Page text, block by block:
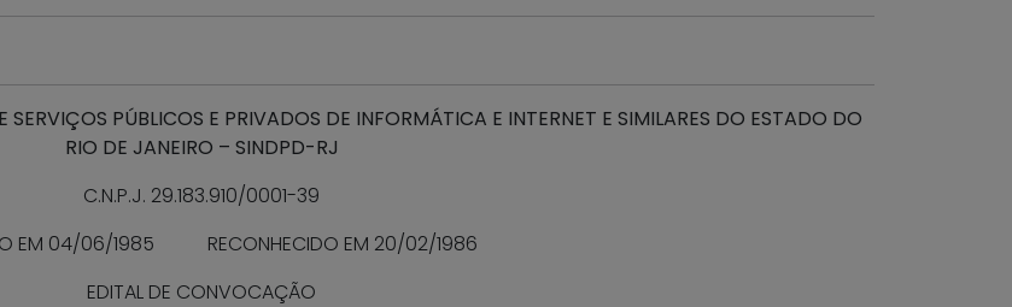
PÚBLICOS E PRIVADOS DE INFORMÁTICA E INTERNET E SIMILARES DO ESTADO DO
RIO DE JANEIRO – SINDPD-RJ
C.N.P.J. 29.183.910/0001-39
EM 04/06/1985 RECONHECIDO EM 20/02/1986
EDITAL DE CONVOCAÇÃO